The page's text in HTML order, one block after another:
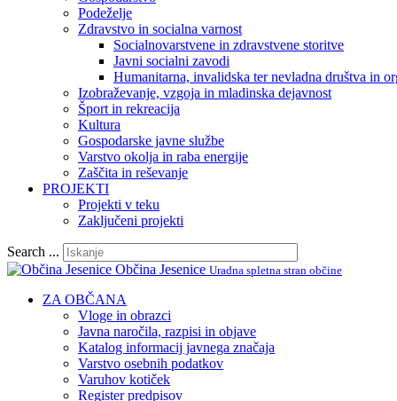
Podeželje
Zdravstvo in socialna varnost
Socialnovarstvene in zdravstvene storitve
Javni socialni zavodi
Humanitarna, invalidska ter nevladna društva in
Izobraževanje, vzgoja in mladinska dejavnost
Šport in rekreacija
Kultura
Gospodarske javne službe
Varstvo okolja in raba energije
Zaščita in reševanje
PROJEKTI
Projekti v teku
Zaključeni projekti
Search ...
Občina Jesenice Uradna spletna stran občine
ZA OBČANA
Vloge in obrazci
Javna naročila, razpisi in objave
Katalog informacij javnega značaja
Varstvo osebnih podatkov
Varuhov kotiček
Register predpisov